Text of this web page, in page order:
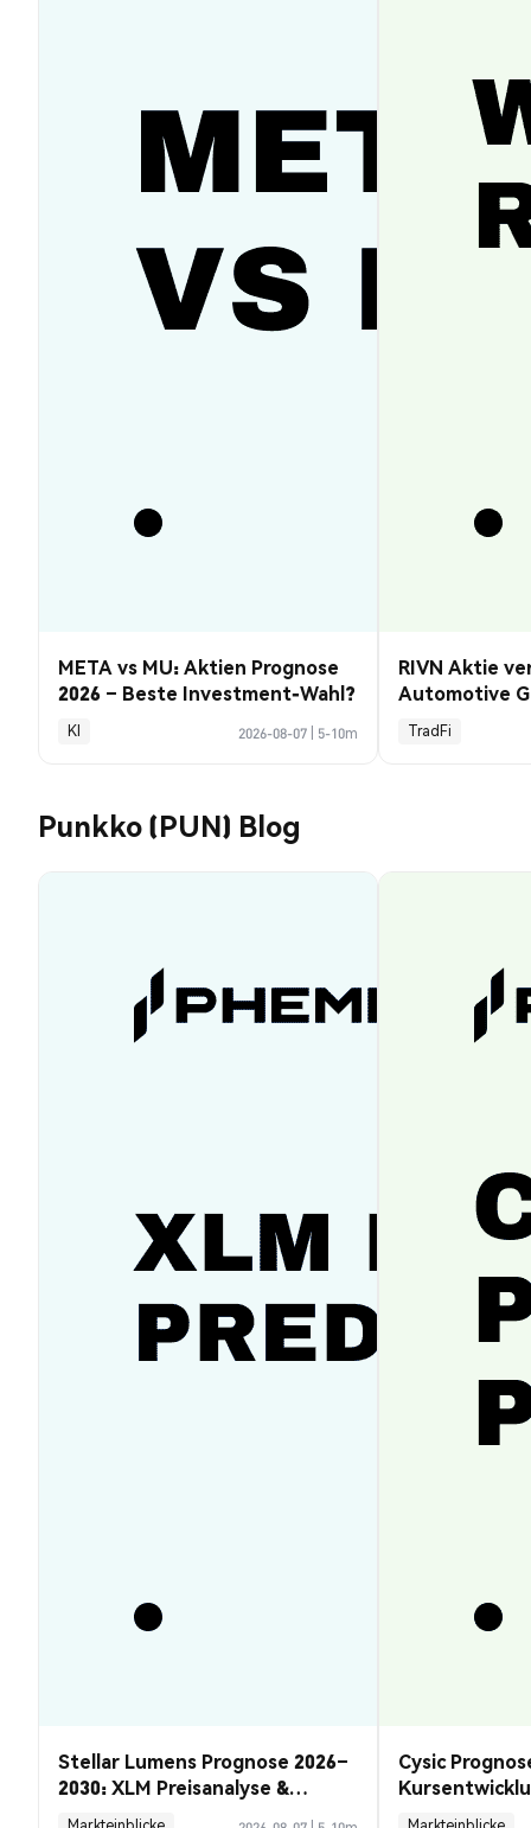
META vs MU: Aktien Prognose
2026 – Beste Investment-Wahl?
KI 2026-08-07 5-10m
RIVN Aktie
Automotive
TradFi
Punkko (PUN) Blog
Stellar Lumens Prognose 2026–
2030: XLM Preisanalyse &
Chancen
Cysic
Guide